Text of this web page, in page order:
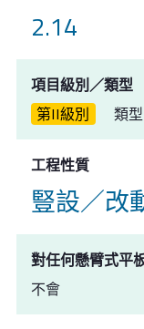
2.14
項目級別／類型
第II級別
類型
工程性質
豎設／改
對任何懸臂式平
不會